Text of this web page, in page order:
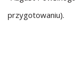
przygotowaniu).